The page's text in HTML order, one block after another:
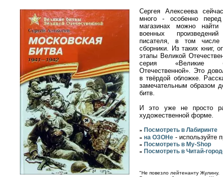
Сергея Алексеева
много - особенно
магазинах можно
военных
писателя, в том числе
сборники. Из таких книг,
этапы Великой
серия «Великие
Отечественной». Это
в твёрдой обложке.
замечательным образом
битв.
И это уже не просто
художественной форме.
» Посмотреть в Лабиринте
» на ОЗОНе - используйте
» Посмотреть в My-Shop
» Посмотреть в Читай-
"Не повезло лейтенанту Жулину.